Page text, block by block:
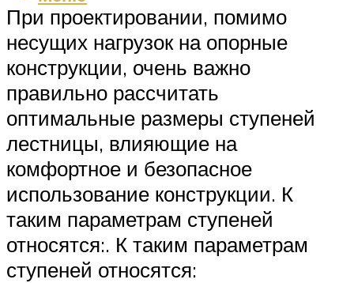
При проектировании, помимо
несущих нагрузок на опорные
конструкции, очень важно
правильно рассчитать
оптимальные размеры ступеней
лестницы, влияющие на
комфортное и безопасное
использование конструкции. К
таким параметрам ступеней
относятся:. К таким параметрам
ступеней относятся: